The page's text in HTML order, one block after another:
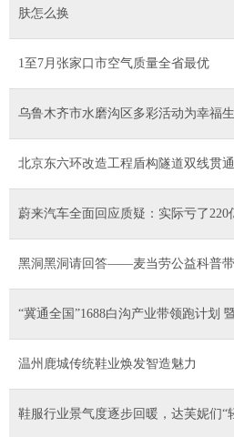
肤怎么换
1至7月张家口市空气质量全省最优
乌鲁木齐市水磨沟区多彩活动为幸福
北京东六环改造工程盾构隧道双线贯通
蔚来汽车全面回应质疑：实际亏了220
黑洞黑洞请回答——麦当劳公益科普
“冀通全国”1688白沟产业带领跑计划
温州鹿城传统鞋业焕发智造魅力
鞋服行业景气度逐步回暖，达芙妮们“